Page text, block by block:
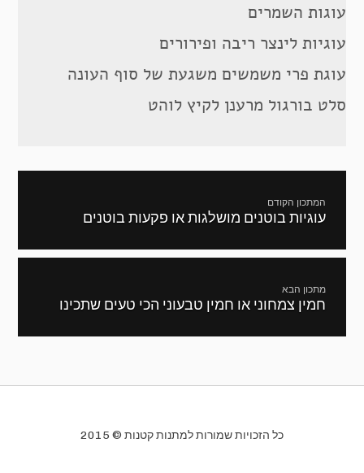
עוגות השמרים
עוגיות לינצר ריבה ופירורים
עוגת פרי משמשים משגעת של סוף העונה
סלט בורגול מרענן לקיץ לוהט
המתכון הקודם
מתכון
עוגיות בוטנים מושלגות או פקעות בוטנים
מתכון הבא
המתכון
חמין צמחוני או חמין טבעוני הכי טעים שתכינו
כל הזכויות שמורות למתנות קטנות © 2015